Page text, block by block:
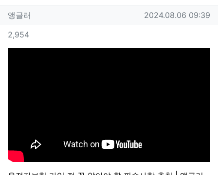
작성자 정보
앵글러 작성일
2024.08.06 09:39
컨텐츠 정보
2,954조회